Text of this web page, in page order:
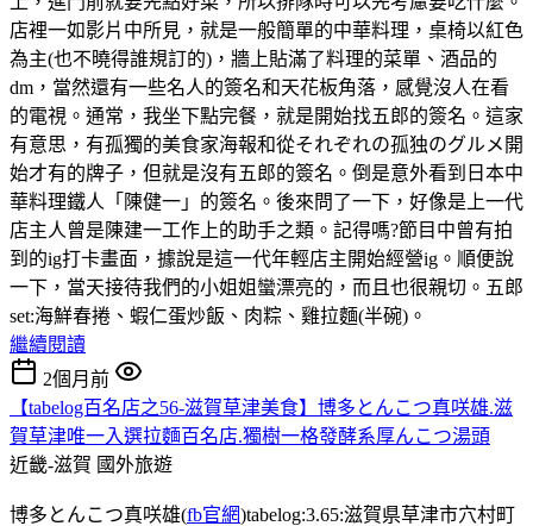
店裡一如影片中所見，就是一般簡單的中華料理，桌椅以紅色
為主(也不曉得誰規訂的)，牆上貼滿了料理的菜單、酒品的
dm，當然還有一些名人的簽名和天花板角落，感覺沒人在看
的電視。通常，我坐下點完餐，就是開始找五郎的簽名。這家
有意思，有孤獨的美食家海報和從それぞれの孤独のグルメ開
始才有的牌子，但就是沒有五郎的簽名。倒是意外看到日本中
華料理鐵人「陳健一」的簽名。後來問了一下，好像是上一代
店主人曾是陳建一工作上的助手之類。記得嗎?節目中曾有拍
到的ig打卡畫面，據說是這一代年輕店主開始經營ig。順便說
一下，當天接待我們的小姐姐蠻漂亮的，而且也很親切。五郎
set:海鮮春捲、蝦仁蛋炒飯、肉粽、雞拉麵(半碗)。
繼續閱讀
2個月前
【tabelog百名店之56-滋賀草津美食】博多とんこつ真咲雄.滋
賀草津唯一入選拉麵百名店.獨樹一格發酵系厚んこつ湯頭
近畿-滋賀 國外旅遊
博多とんこつ真咲雄(fb官網)tabelog:3.65:滋賀県草津市穴村町